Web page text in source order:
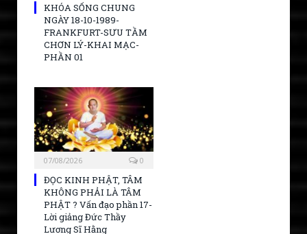
KHÓA SỐNG CHUNG
NGÀY 18-10-1989-
FRANKFURT-SƯU TẦM
CHƠN LÝ-KHAI MẠC-
PHẦN 01
07/08/2026 0
ĐỌC KINH PHẬT, TÂM
KHÔNG PHẢI LÀ TÂM
PHẬT ? Vấn đạo phần 17-
Lời giảng Đức Thầy
Lương Sĩ Hằng